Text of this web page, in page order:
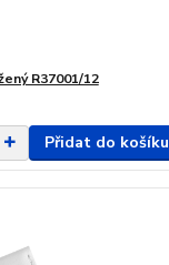
R37001/12
Přidat do košíku